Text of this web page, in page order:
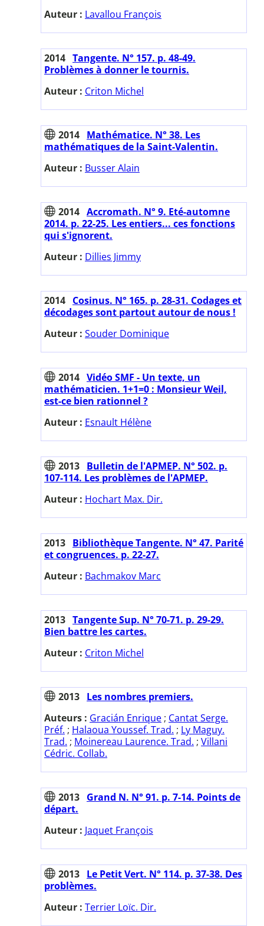
Auteur : Lavallou François
2014 Tangente. N° 157. p. 48-49.
Problèmes à donner le tournis.
Auteur : Criton Michel
2014 Mathématice. N° 38. Les
mathématiques de la Saint-Valentin.
Auteur : Busser Alain
2014 Accromath. N° 9. Eté-automne
2014. p. 22-25. Les entiers... ces fonctions
qui s'ignorent.
Auteur : Dillies Jimmy
2014 Cosinus. N° 165. p. 28-31. Codages et
décodages sont partout autour de nous !
Auteur : Souder Dominique
2014 Vidéo SMF - Un texte, un
mathématicien. 1+1=0 : Monsieur Weil,
est-ce bien rationnel ?
Auteur : Esnault Hélène
2013 Bulletin de l'APMEP. N° 502. p.
107-114. Les problèmes de l'APMEP.
Auteur : Hochart Max. Dir.
2013 Bibliothèque Tangente. N° 47. Parité
et congruences. p. 22-27.
Auteur : Bachmakov Marc
2013 Tangente Sup. N° 70-71. p. 29-29.
Bien battre les cartes.
Auteur : Criton Michel
2013 Les nombres premiers.
Auteurs : Gracián Enrique ; Cantat Serge.
Préf. ; Halaoua Youssef. Trad. ; Ly Maguy.
Trad. ; Moinereau Laurence. Trad. ; Villani
Cédric. Collab.
2013 Grand N. N° 91. p. 7-14. Points de
départ.
Auteur : Jaquet François
2013 Le Petit Vert. N° 114. p. 37-38. Des
problèmes.
Auteur : Terrier Loïc. Dir.